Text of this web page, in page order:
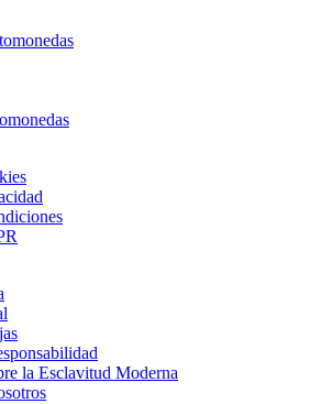
la Esclavitud Moderna